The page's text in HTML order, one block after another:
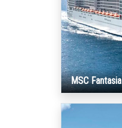
MSC Fantasia